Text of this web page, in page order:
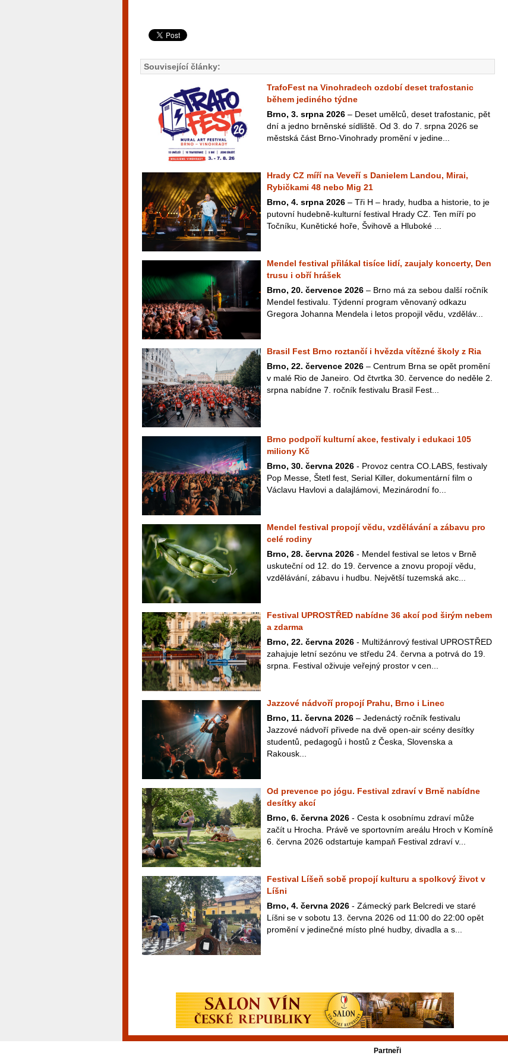
Související články:
TrafoFest na Vinohradech ozdobí deset trafostanic
během jediného týdne
Brno, 3. srpna 2026 – Deset umělců, deset trafostanic, pět
dní a jedno brněnské sídliště. Od 3. do 7. srpna 2026 se
městská část Brno-Vinohrady promění v jedine...
Hrady CZ míří na Veveří s Danielem Landou, Mirai,
Rybičkami 48 nebo Mig 21
Brno, 4. srpna 2026 – Tři H – hrady, hudba a historie, to je
putovní hudebně-kulturní festival Hrady CZ. Ten míří po
Točníku, Kunětické hoře, Švihově a Hluboké ...
Mendel festival přilákal tisíce lidí, zaujaly koncerty, Den
trusu i obří hrášek
Brno, 20. července 2026 – Brno má za sebou další ročník
Mendel festivalu. Týdenní program věnovaný odkazu
Gregora Johanna Mendela i letos propojil vědu, vzděláv...
Brasil Fest Brno roztančí i hvězda vítězné školy z Ria
Brno, 22. července 2026 – Centrum Brna se opět promění
v malé Rio de Janeiro. Od čtvrtka 30. července do neděle 2.
srpna nabídne 7. ročník festivalu Brasil Fest...
Brno podpoří kulturní akce, festivaly i edukaci 105
miliony Kč
Brno, 30. června 2026 - Provoz centra CO.LABS, festivaly
Pop Messe, Štetl fest, Serial Killer, dokumentární film o
Václavu Havlovi a dalajlámovi, Mezinárodní fo...
Mendel festival propojí vědu, vzdělávání a zábavu pro
celé rodiny
Brno, 28. června 2026 - Mendel festival se letos v Brně
uskuteční od 12. do 19. července a znovu propojí vědu,
vzdělávání, zábavu i hudbu. Největší tuzemská akc...
Festival UPROSTŘED nabídne 36 akcí pod širým nebem
a zdarma
Brno, 22. června 2026 - Multižánrový festival UPROSTŘED
zahajuje letní sezónu ve středu 24. června a potrvá do 19.
srpna. Festival oživuje veřejný prostor v cen...
Jazzové nádvoří propojí Prahu, Brno i Linec
Brno, 11. června 2026 – Jedenáctý ročník festivalu
Jazzové nádvoří přivede na dvě open-air scény desítky
studentů, pedagogů i hostů z Česka, Slovenska a
Rakousk...
Od prevence po jógu. Festival zdraví v Brně nabídne
desítky akcí
Brno, 6. června 2026 - Cesta k osobnímu zdraví může
začít u Hrocha. Právě ve sportovním areálu Hroch v Komíně
6. června 2026 odstartuje kampaň Festival zdraví v...
Festival Líšeň sobě propojí kulturu a spolkový život v
Líšni
Brno, 4. června 2026 - Zámecký park Belcredi ve staré
Líšni se v sobotu 13. června 2026 od 11:00 do 22:00 opět
promění v jedinečné místo plné hudby, divadla a s...
Partneři